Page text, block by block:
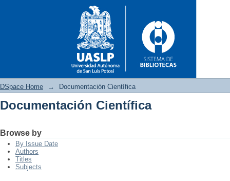
DSpace Home → Documentación Científica
Documentación Científica
Browse by
By Issue Date
Authors
Titles
Subjects